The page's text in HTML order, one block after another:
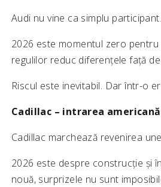
Audi nu vine ca simplu
2026 este momentul zero
regulilor reduc diferențele față
Riscul este inevitabil. Dar într-o
Cadillac – intrarea americană
Cadillac marchează revenirea
2026 este despre construcție și
nouă, surprizele nu sunt